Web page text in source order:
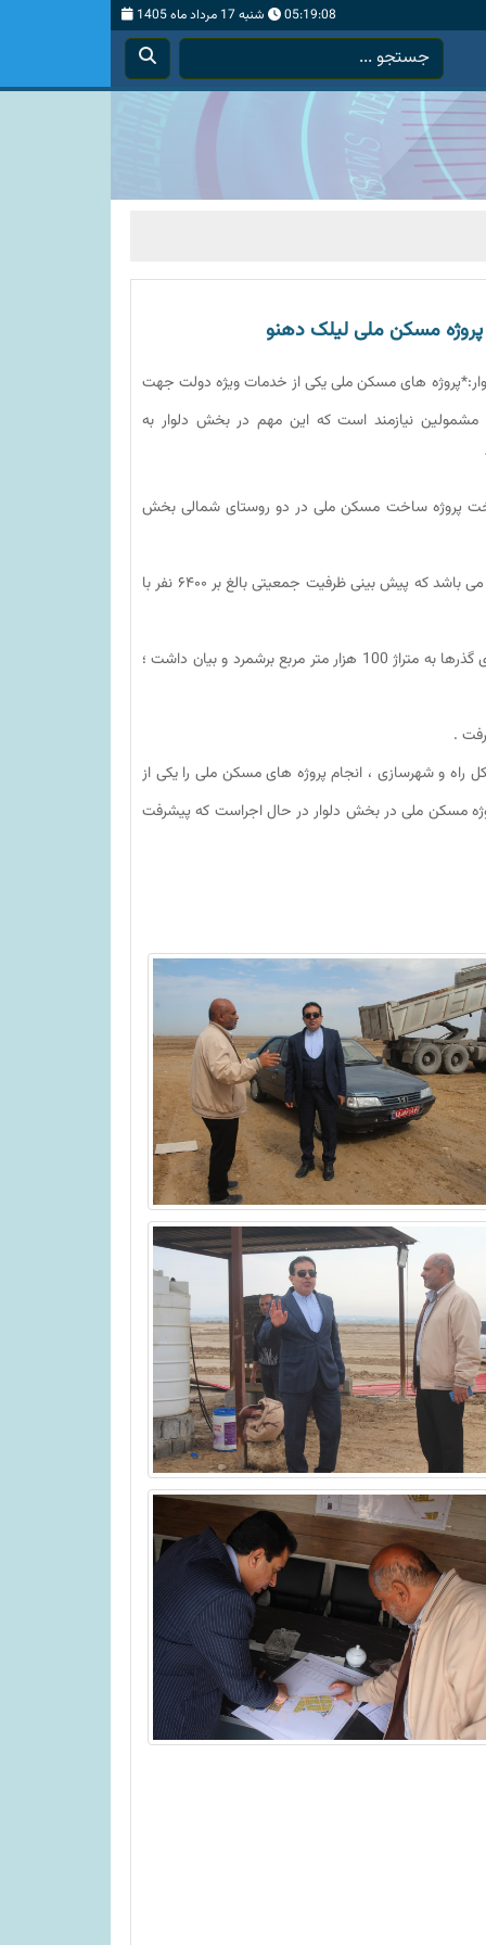
05:19:09 شنبه 17 مرداد ماه 1405
پروژه مسکن ملی لیلک دهنو
های مسکن ملی یکی از خدمات ویژه دولت جهت
نیازمند است که این مهم در بخش دلوار به
پروژه ساخت مسکن ملی در دو روستای شمالی بخش
بخشدار دلوار در این بازدید گفت: کل مساحت این پروژه حدود ۱۲۰ هکتار می باشد که پیش بینی ظرفیت جمعیتی بالغ بر ۶۴۰۰ نفر با
عالی پور در ادامه شرح عملیات انجام شده در این پروژه را شامل زیرسازی گذرها به متراژ 100 هزار متر مربع برشمرد و بیان داشت ؛
راه و شهرسازی ، انجام پروژه های مسکن ملی را یکی از
مسکن ملی در بخش دلوار در حال اجراست که پیشرفت